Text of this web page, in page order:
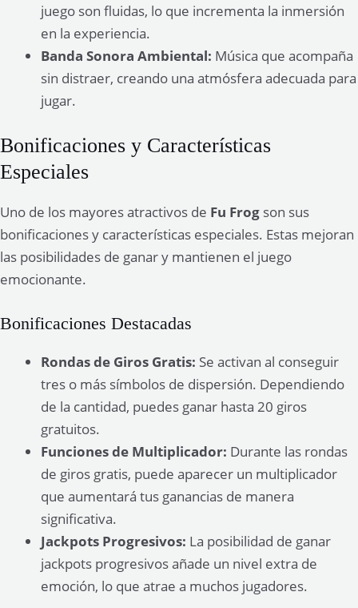
juego son fluidas, lo que incrementa la inmersión
en la experiencia.
Banda Sonora Ambiental: Música que acompaña
sin distraer, creando una atmósfera adecuada para
jugar.
Bonificaciones y Características
Especiales
Uno de los mayores atractivos de Fu Frog son sus
bonificaciones y características especiales. Estas mejoran
las posibilidades de ganar y mantienen el juego
emocionante.
Bonificaciones Destacadas
Rondas de Giros Gratis: Se activan al conseguir
tres o más símbolos de dispersión. Dependiendo
de la cantidad, puedes ganar hasta 20 giros
gratuitos.
Funciones de Multiplicador: Durante las rondas
de giros gratis, puede aparecer un multiplicador
que aumentará tus ganancias de manera
significativa.
Jackpots Progresivos: La posibilidad de ganar
jackpots progresivos añade un nivel extra de
emoción, lo que atrae a muchos jugadores.